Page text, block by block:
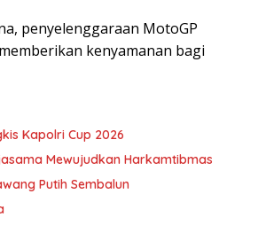
penyelenggaraan MotoGP
kenyamanan bagi
Kapolri Cup 2026
Mewujudkan Harkamtibmas
Putih Sembalun